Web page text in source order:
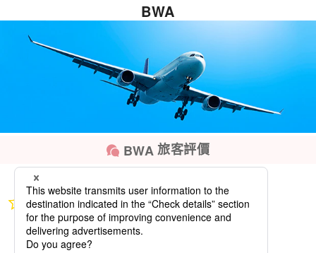
BWA
BWA旅客評價
0.0
star
rating